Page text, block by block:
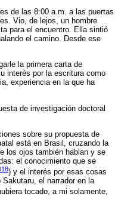
de las 8:00 a.m. a las puertas
Vio, de lejos, un hombre
para el encuentro. Ella sintió
el camino. Desde ese
la primera carta de
interés por la escritura como
experiencia en la que ha
de investigación doctoral
sobre su propuesta de
está en Brasil, cruzando la
los ojos también hablan y se
el conocimiento que se
) y el interés por esas cosas
el narrador en la
tocado, a mi solamente,